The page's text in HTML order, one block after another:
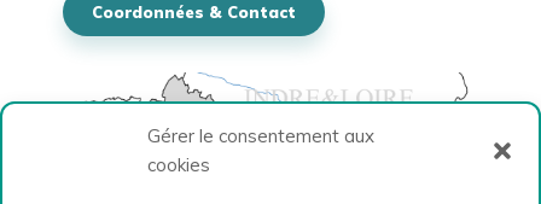
Gérer le consentement aux
cookies
Coordonnées & Contact